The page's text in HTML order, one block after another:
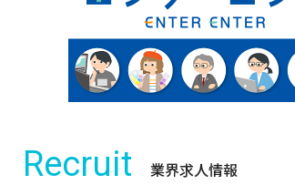
Recruit 業界求人情報